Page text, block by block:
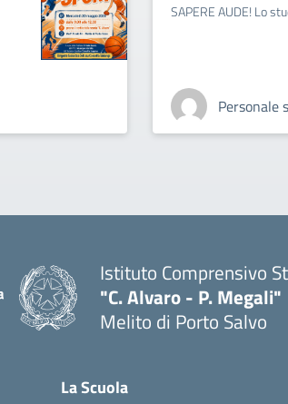
SAPERE AUDE! Lo
Personale
Istituto Comprensivo
"C. Alvaro - P. Megali"
Melito di Porto Salvo
La Scuola